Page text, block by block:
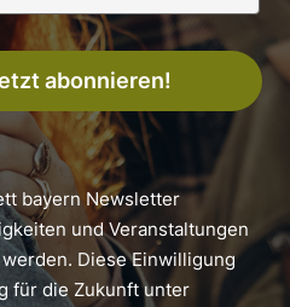
abonnieren!
bayern Newsletter
und Veranstaltungen
Diese Einwilligung
für die Zukunft unter